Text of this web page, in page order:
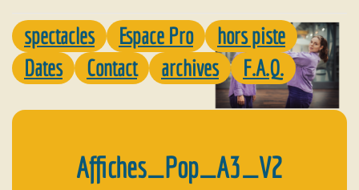
spectacles Espace Pro
hors piste
Dates
Contact archives F.A.Q.
Affiches_Pop_A3_V2